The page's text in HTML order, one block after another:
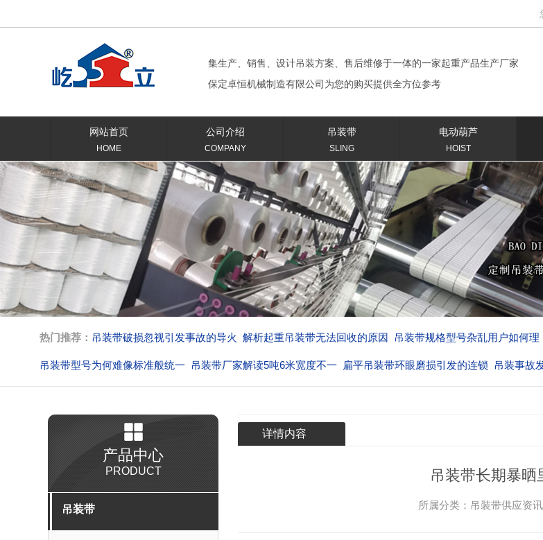
您好
集生产、销售、设计吊装方案、售后维修于一体的一家起重产品生产厂家
保定卓恒机械制造有限公司为您的购买提供全方位参考
网站首页
HOME
公司介绍
COMPANY
吊装带
SLING
电动葫芦
HOIST
热门推荐： 吊装带破损忽视引发事故的导火 解析起重吊装带无法回收的原因 吊装带规格型号杂乱用户如何理
吊装带型号为何难像标准般统一 吊装带厂家解读5吨6米宽度不一 扁平吊装带环眼磨损引发的连锁 吊装事故
产品中心
PRODUCT
吊装带
详情内容
吊装带长期暴晒
所属分类：吊装带供应资